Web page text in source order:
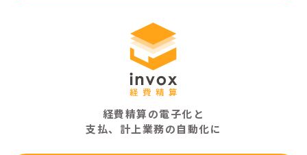
経費精算の電子化と
支払、計上業務の自動化に